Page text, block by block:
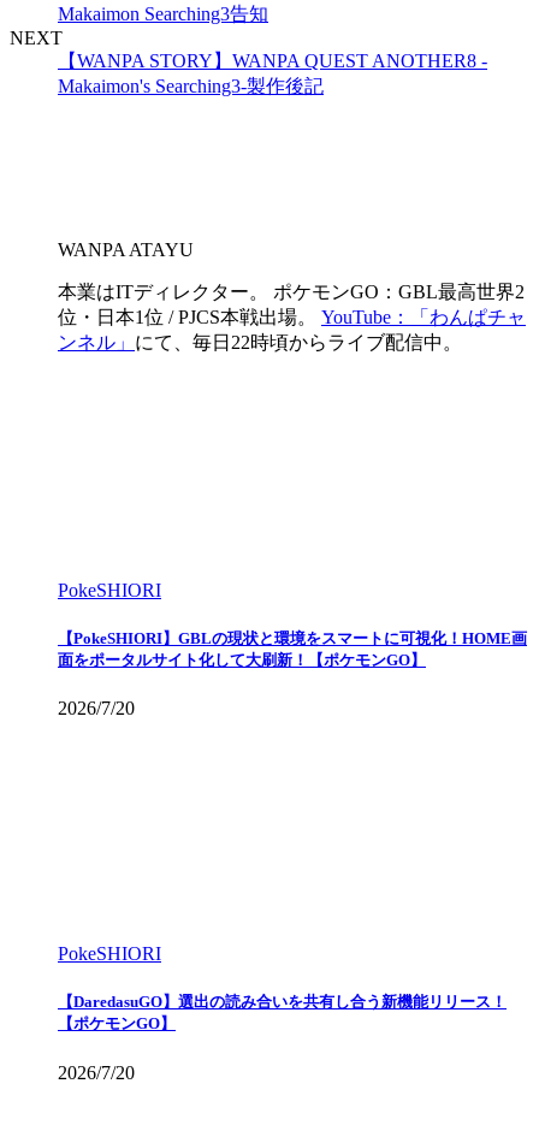
Makaimon Searching3告知
NEXT
【WANPA STORY】WANPA QUEST ANOTHER8 -
Makaimon's Searching3-製作後記
WANPA ATAYU
本業はITディレクター。 ポケモンGO：GBL最高世界2
位・日本1位 / PJCS本戦出場。 YouTube：「わんぱチャ
ンネル」 にて、毎日22時頃からライブ配信中。
PokeSHIORI
【PokeSHIORI】GBLの現状と環境をスマートに可視化！HOME画
面をポータルサイト化して大刷新！【ポケモンGO】
2026/7/20
PokeSHIORI
【DaredasuGO】選出の読み合いを共有し合う新機能リリース！
【ポケモンGO】
2026/7/20